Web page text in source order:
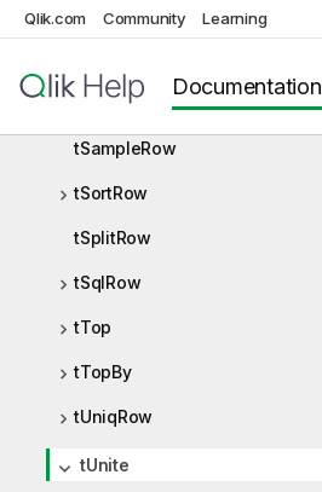
Qlik.com Community Learning
Documentation
tReplace
tSample
tSampleRow
tSortRow
tSplitRow
tSqlRow
tTop
tTopBy
tUniqRow
tUnite